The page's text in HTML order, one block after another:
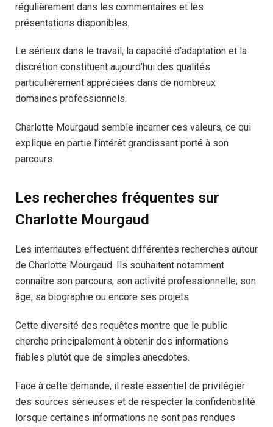
régulièrement dans les commentaires et les
présentations disponibles.
Le sérieux dans le travail, la capacité d’adaptation et la
discrétion constituent aujourd’hui des qualités
particulièrement appréciées dans de nombreux
domaines professionnels.
Charlotte Mourgaud semble incarner ces valeurs, ce qui
explique en partie l’intérêt grandissant porté à son
parcours.
Les recherches fréquentes sur
Charlotte Mourgaud
Les internautes effectuent différentes recherches autour
de Charlotte Mourgaud. Ils souhaitent notamment
connaître son parcours, son activité professionnelle, son
âge, sa biographie ou encore ses projets.
Cette diversité des requêtes montre que le public
cherche principalement à obtenir des informations
fiables plutôt que de simples anecdotes.
Face à cette demande, il reste essentiel de privilégier
des sources sérieuses et de respecter la confidentialité
lorsque certaines informations ne sont pas rendues